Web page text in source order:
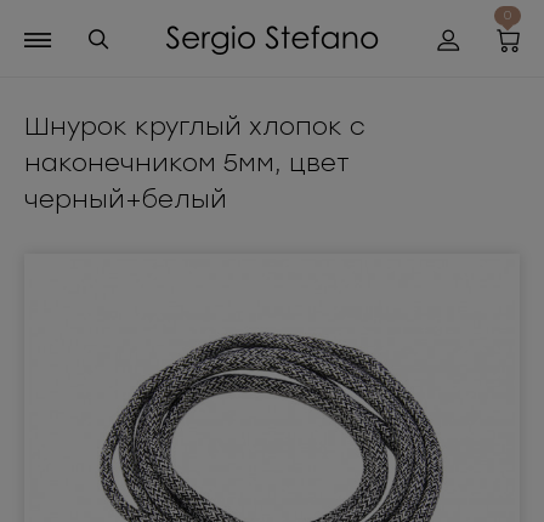
0
Шнурок круглый хлопок с
наконечником 5мм, цвет
черный+белый